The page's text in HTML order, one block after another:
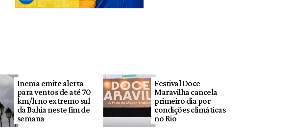
Inema emite alerta
para ventos de até 70
km/h no extremo sul
da Bahia neste fim de
semana
Festival Doce
Maravilha cancela
primeiro dia por
condições climáticas
no Rio